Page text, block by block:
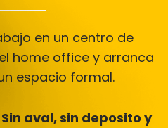
en un centro de
home office y arranca
espacio formal.
aval, sin deposito y